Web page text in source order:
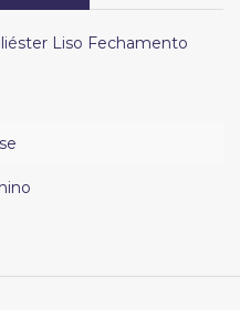
Liso Fechamento